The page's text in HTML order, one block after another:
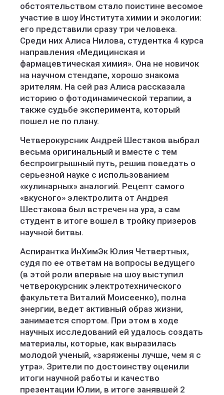
обстоятельством стало поистине весомое
участие в шоу Института химии и экологии:
его представили сразу три человека.
Среди них Алиса Нилова, студентка 4 курса
направления «Медицинская и
фармацевтическая химия». Она не новичок
на научном стендапе, хорошо знакома
зрителям. На сей раз Алиса рассказала
историю о фотодинамической терапии, а
также судьбе эксперимента, который
пошел не по плану.
Четверокурсник Андрей Шестаков выбрал
весьма оригинальный и вместе с тем
беспроигрышный путь, решив поведать о
серьезной науке с использованием
«кулинарных» аналогий. Рецепт самого
«вкусного» электролита от Андрея
Шестакова был встречен на ура, а сам
студент в итоге вошел в тройку призеров
научной битвы.
Аспирантка ИнХимЭк Юлия Четвертных,
судя по ее ответам на вопросы ведущего
(в этой роли впервые на шоу выступил
четверокурсник электротехнического
факультета Виталий Моисеенко), полна
энергии, ведет активный образ жизни,
занимается спортом. При этом в ходе
научных исследований ей удалось создать
материалы, которые, как выразилась
молодой ученый, «заряжены лучше, чем я с
утра». Зрители по достоинству оценили
итоги научной работы и качество
презентации Юлии, в итоге занявшей 2